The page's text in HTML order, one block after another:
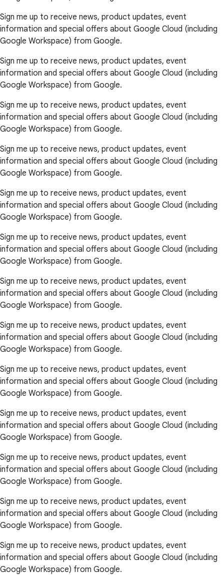
Sign me up to receive news, product updates, event
information and special offers about Google Cloud (including
Google Workspace) from Google.
Sign me up to receive news, product updates, event
information and special offers about Google Cloud (including
Google Workspace) from Google.
Sign me up to receive news, product updates, event
information and special offers about Google Cloud (including
Google Workspace) from Google.
Sign me up to receive news, product updates, event
information and special offers about Google Cloud (including
Google Workspace) from Google.
Sign me up to receive news, product updates, event
information and special offers about Google Cloud (including
Google Workspace) from Google.
Sign me up to receive news, product updates, event
information and special offers about Google Cloud (including
Google Workspace) from Google.
Sign me up to receive news, product updates, event
information and special offers about Google Cloud (including
Google Workspace) from Google.
Sign me up to receive news, product updates, event
information and special offers about Google Cloud (including
Google Workspace) from Google.
Sign me up to receive news, product updates, event
information and special offers about Google Cloud (including
Google Workspace) from Google.
Sign me up to receive news, product updates, event
information and special offers about Google Cloud (including
Google Workspace) from Google.
Sign me up to receive news, product updates, event
information and special offers about Google Cloud (including
Google Workspace) from Google.
Sign me up to receive news, product updates, event
information and special offers about Google Cloud (including
Google Workspace) from Google.
Sign me up to receive news, product updates, event
information and special offers about Google Cloud (including
Google Workspace) from Google.